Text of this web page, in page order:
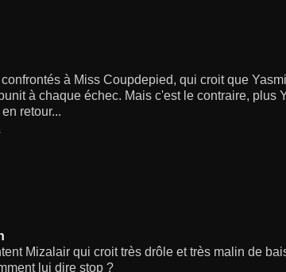
à Miss Coupdepied, qui croit que
à chaque échec. Mais c'est le contraire, plus
retour...
Mizalair qui croit très drôle et très malin de
lui dire stop ?